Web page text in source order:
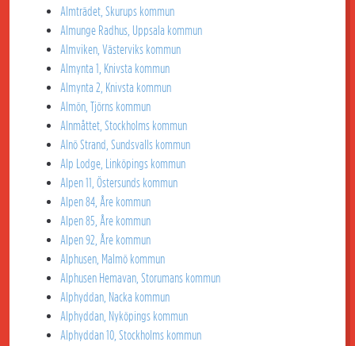
Almträdet, Skurups kommun
Almunge Radhus, Uppsala kommun
Almviken, Västerviks kommun
Almynta 1, Knivsta kommun
Almynta 2, Knivsta kommun
Almön, Tjörns kommun
Alnmåttet, Stockholms kommun
Alnö Strand, Sundsvalls kommun
Alp Lodge, Linköpings kommun
Alpen 11, Östersunds kommun
Alpen 84, Åre kommun
Alpen 85, Åre kommun
Alpen 92, Åre kommun
Alphusen, Malmö kommun
Alphusen Hemavan, Storumans kommun
Alphyddan, Nacka kommun
Alphyddan, Nyköpings kommun
Alphyddan 10, Stockholms kommun